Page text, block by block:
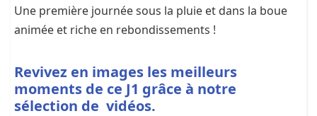
Une première journée sous la pluie et dans la boue
animée et riche en rebondissements !
Revivez en images les meilleurs
moments de ce J1 grâce à notre
sélection de vidéos.